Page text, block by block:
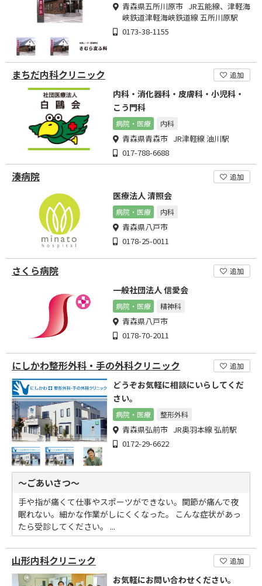
青森県五所川原市 JR五能線、津軽海
峡鉄道津軽海峡鉄道線 五所川原駅
0173-38-1155
まちだ内科クリニック 追加
内科・消化器科・皮膚科・小児科・
こう門科
病院・医療 内科
青森県青森市 JR津軽線 油川駅
017-788-6688
湊病院 追加
医療法人 清照会
病院・医療 内科
青森県八戸市
0178-25-0011
さくら病院 追加
一般社団法人 信愛会
病院・医療 精神科
青森県八戸市
0178-70-2011
にしかわ整形外科・手の外科クリニック 追加
どうぞお気軽に相談にいらしてくだ
さい。
病院・医療 整形外科
青森県弘前市 JR奥羽本線 弘前駅
0172-29-6622
～ごあいさつ～
手や指が痛くて仕事やスポーツができない。関節が痛んで夜
眠れない。細かな作業がしにくくなった。 こんな症状があっ
たら受診してください。 ...
山形内科クリニック 追加
お気軽にお問い合わせください。